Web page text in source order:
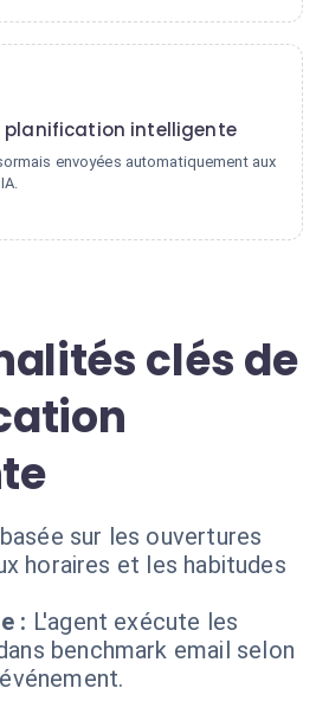
planification intelligente
envoyées automatiquement aux
clés de
sur les ouvertures
horaires et les habitudes
: L'agent exécute les
benchmark email selon